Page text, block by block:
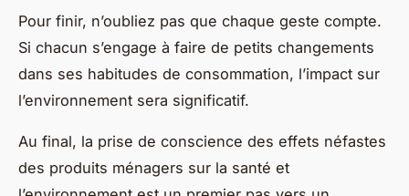
Pour finir, n’oubliez pas que chaque geste compte.
Si chacun s’engage à faire de petits changements
dans ses habitudes de consommation, l’impact sur
l’environnement sera significatif.
Au final, la prise de conscience des effets néfastes
des produits ménagers sur la santé et